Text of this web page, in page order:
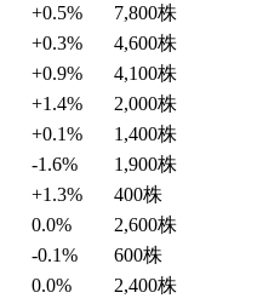
+0.5% 7,800株
+0.3% 4,600株
+0.9% 4,100株
+1.4% 2,000株
+0.1% 1,400株
-1.6% 1,900株
+1.3% 400株
0.0% 2,600株
-0.1% 600株
0.0% 2,400株